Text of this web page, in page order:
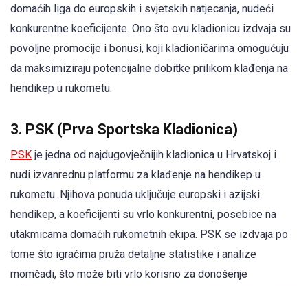
domaćih liga do europskih i svjetskih natjecanja, nudeći
konkurentne koeficijente. Ono što ovu kladionicu izdvaja su
povoljne promocije i bonusi, koji kladioničarima omogućuju
da maksimiziraju potencijalne dobitke prilikom klađenja na
hendikep u rukometu.
3. PSK (Prva Sportska Kladionica)
PSK je jedna od najdugovječnijih kladionica u Hrvatskoj i
nudi izvanrednu platformu za klađenje na hendikep u
rukometu. Njihova ponuda uključuje europski i azijski
hendikep, a koeficijenti su vrlo konkurentni, posebice na
utakmicama domaćih rukometnih ekipa. PSK se izdvaja po
tome što igračima pruža detaljne statistike i analize
momčadi, što može biti vrlo korisno za donošenje